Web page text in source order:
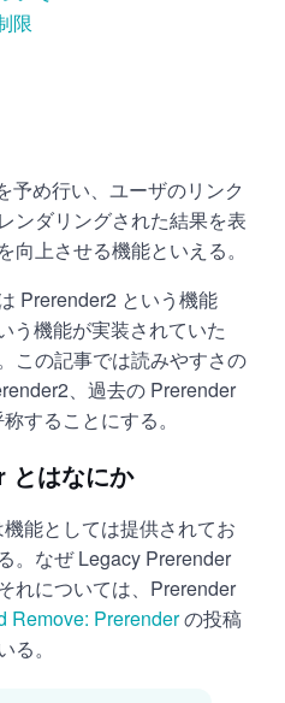
限
予め行い、ユーザのリンク
ンダリングされた結果を表
上させる機能といえる。
Prerender2 という機能
う機能が実装されていた
この記事では読みやすさの
、過去の Prerender
することにする。
とはなにか
能としては提供されてお
。なぜ Legacy Prerender
れについては、Prerender
Remove: Prerenderの投稿
。